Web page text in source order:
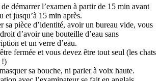
démarrer l’examen à partir de 15 min avant
et jusqu’à 15 min après.
sa pièce d’identité, avoir un bureau vide, vous
d’avoir une bouteille d’eau sans
et un verre d’eau.
fermée et vous devez être tout seul (les chats
!)
sa bouche, ni parler à voix haute.